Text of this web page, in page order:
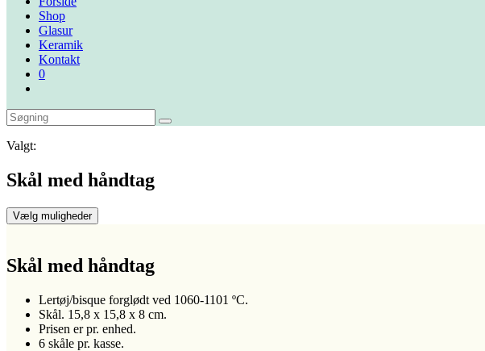
Shop
Glasur
Keramik
Kontakt
0
Valgt:
Skål med håndtag
Vælg muligheder
Skål med håndtag
Lertøj/bisque forglødt ved 1060-1101 ºC.
Skål. 15,8 x 15,8 x 8 cm.
Prisen er pr. enhed.
6 skåle pr. kasse.